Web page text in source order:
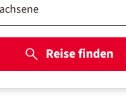
Reise finden